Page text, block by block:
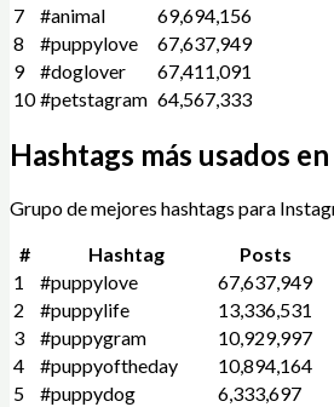
7
#animal
69,694,156
8
#puppylove
67,637,949
9
#doglover
67,411,091
10 #petstagram 64,567,333
Hashtags más usados
Grupo de mejores hashtags para
#
Hashtag
Posts
1
#puppylove
67,637,949
2
#puppylife
13,336,531
3
#puppygram
10,929,997
4
#puppyoftheday
10,894,164
5
#puppydog
6,333,697